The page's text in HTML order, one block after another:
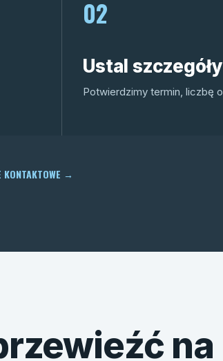
02
Ustal szczegóły
Potwierdzimy termin, liczbę
KONTAKTOWE →
na